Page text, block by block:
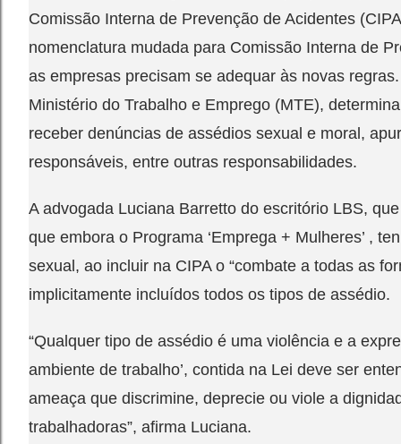
Comissão Interna de Prevenção de Acidentes
nomenclatura mudada para Comissão Interna de
as empresas precisam se adequar às novas
Ministério do Trabalho e Emprego (MTE),
receber denúncias de assédios sexual e moral,
responsáveis, entre outras responsabilidades.
A advogada Luciana Barretto do escritório LBS,
que embora o Programa ‘Emprega + Mulheres’ ,
sexual, ao incluir na CIPA o “combate a todas as
implicitamente incluídos todos os tipos de assédio.
“Qualquer tipo de assédio é uma violência e a
ambiente de trabalho’, contida na Lei deve ser
ameaça que discrimine, deprecie ou viole a
trabalhadoras”, afirma Luciana.